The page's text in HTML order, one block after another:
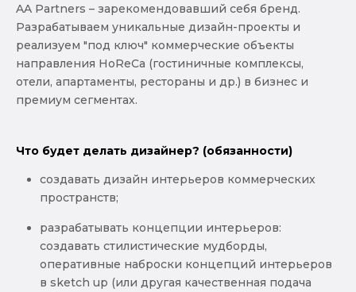
AA Partners – зарекомендовавший себя бренд.
Разрабатываем уникальные дизайн-проекты и
реализуем "под ключ" коммерческие объекты
направления HoReCa (гостиничные комплексы,
отели, апартаменты, рестораны и др.) в бизнес и
премиум сегментах.
Что будет делать дизайнер? (обязанности)
создавать дизайн интерьеров коммерческих
пространств;
разрабатывать концепции интерьеров:
создавать стилистические мудборды,
оперативные наброски концепций интерьеров
в sketch up (или другая качественная подача